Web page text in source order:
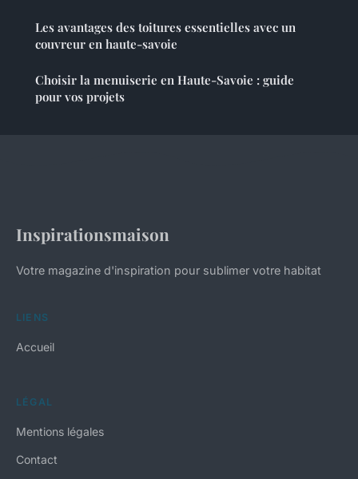
Les avantages des toitures essentielles avec un
couvreur en haute-savoie
Choisir la menuiserie en Haute-Savoie : guide
pour vos projets
Inspirationsmaison
Votre magazine d'inspiration pour sublimer votre habitat
LIENS
Accueil
LÉGAL
Mentions légales
Contact